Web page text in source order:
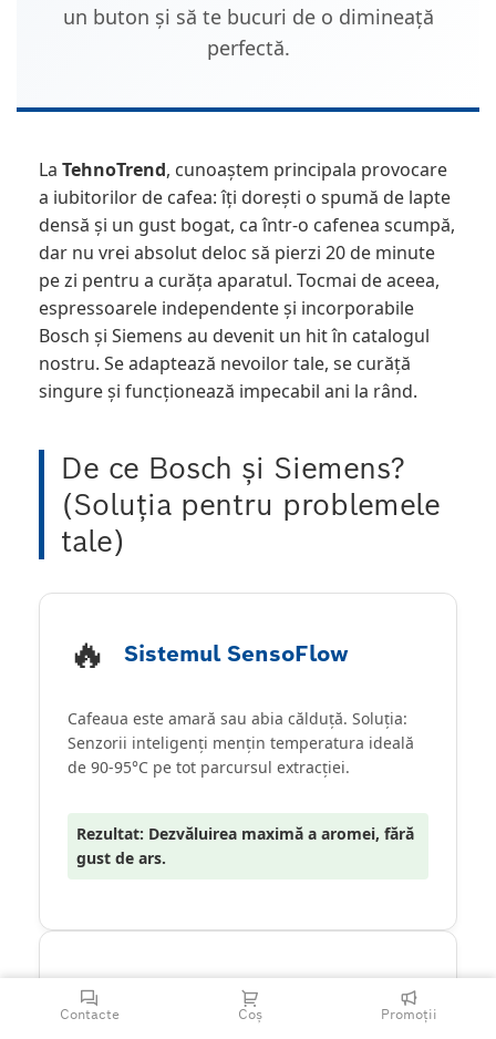
un buton și să te bucuri de o dimineață
perfectă.
La TehnoTrend, cunoaștem principala provocare
a iubitorilor de cafea: îți dorești o spumă de lapte
densă și un gust bogat, ca într-o cafenea scumpă,
dar nu vrei absolut deloc să pierzi 20 de minute
pe zi pentru a curăța aparatul. Tocmai de aceea,
espressoarele independente și incorporabile
Bosch și Siemens au devenit un hit în catalogul
nostru. Se adaptează nevoilor tale, se curăță
singure și funcționează impecabil ani la rând.
De ce Bosch și Siemens?
(Soluția pentru problemele
tale)
🔥 Sistemul SensoFlow
Cafeaua este amară sau abia călduță. Soluția:
Senzorii inteligenți mențin temperatura ideală
de 90-95°C pe tot parcursul extracției.
Rezultat: Dezvăluirea maximă a aromei, fără
gust de ars.
✨ AutoMilk Clean
Contacte Coș Promoții